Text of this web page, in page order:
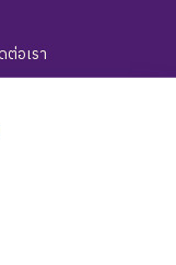
ต่อเรา